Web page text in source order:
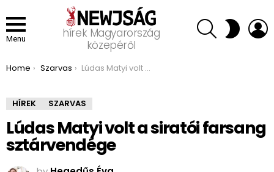
Menu
hírek Magyarország
közepéről
SEARCH SWITCH
SKIN
You are here:
Home Szarvas Lúdas Matyi volt a siratói farsang sztárvendége
HÍREK SZARVAS
Lúdas Matyi volt a siratói farsang
sztárvendége